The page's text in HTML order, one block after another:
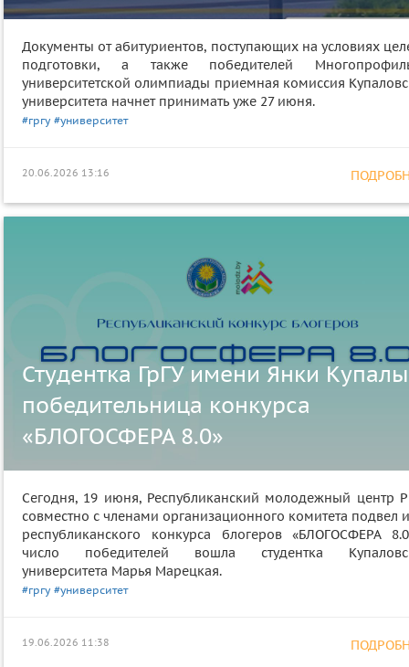
Документы от абитуриентов, поступающих на условиях
подготовки, а также победителей
университетской олимпиады приемная комиссия
университета начнет принимать уже 27 июня.
#гргу #университет
20.06.2026 13:16
Студентка ГрГУ имени Янки
победительница конкурса
«БЛОГОСФЕРА 8.0»
Сегодня, 19 июня, Республиканский молодежный центр
совместно с членами организационного комитета подвел
республиканского конкурса блогеров «БЛОГОСФЕРА
число победителей вошла студентка
университета Марья Марецкая.
#гргу #университет
19.06.2026 11:38